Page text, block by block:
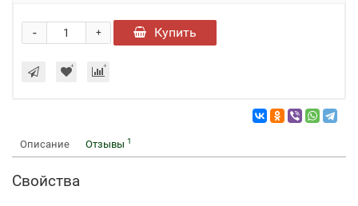
+
- Купить
Описание Отзывы 1
Свойства